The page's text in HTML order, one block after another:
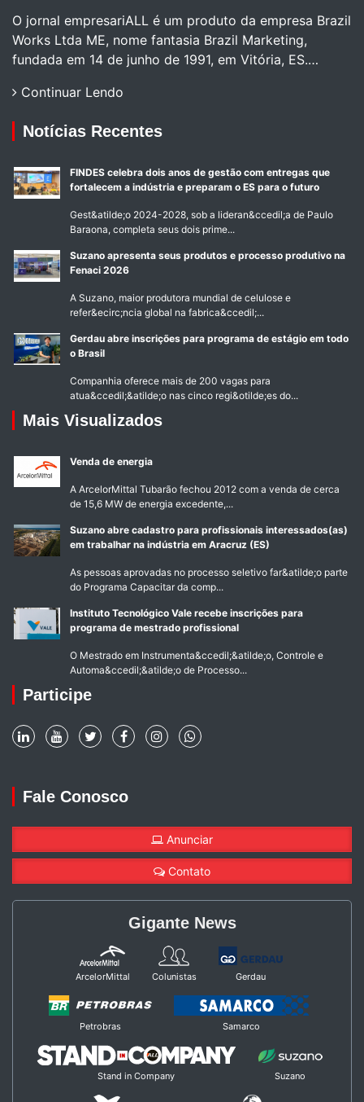
O jornal empresariALL é um produto da empresa Brazil
Works Ltda ME, nome fantasia Brazil Marketing,
fundada em 14 de junho de 1991, em Vitória, ES.…
Continuar Lendo
Notícias Recentes
FINDES celebra dois anos de gestão com entregas que
fortalecem a indústria e preparam o ES para o futuro
Gest&atilde;o 2024-2028, sob a lideran&ccedil;a de Paulo
Baraona, completa seus dois prime...
Suzano apresenta seus produtos e processo produtivo na
Fenaci 2026
A Suzano, maior produtora mundial de celulose e
refer&ecirc;ncia global na fabrica&ccedil;...
Gerdau abre inscrições para programa de estágio em todo
o Brasil
Companhia oferece mais de 200 vagas para
atua&ccedil;&atilde;o nas cinco regi&otilde;es do...
Mais Visualizados
Venda de energia
A ArcelorMittal Tubarão fechou 2012 com a venda de cerca
de 15,6 MW de energia excedente,...
Suzano abre cadastro para profissionais interessados(as)
em trabalhar na indústria em Aracruz (ES)
As pessoas aprovadas no processo seletivo far&atilde;o parte
do Programa Capacitar da comp...
Instituto Tecnológico Vale recebe inscrições para
programa de mestrado profissional
O Mestrado em Instrumenta&ccedil;&atilde;o, Controle e
Automa&ccedil;&atilde;o de Processo...
Participe
Fale Conosco
Anunciar
Contato
Gigante News
ArcelorMittal Colunistas Gerdau
Petrobras Samarco
Stand in Company Suzano